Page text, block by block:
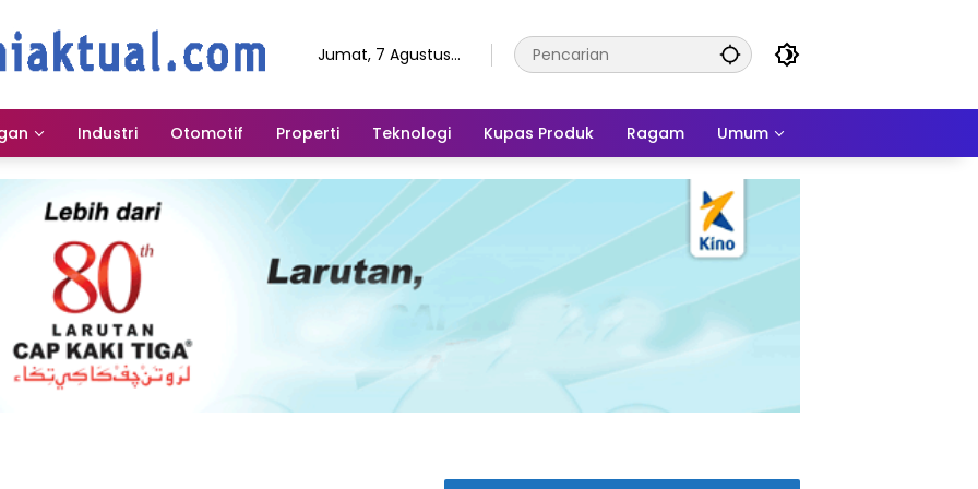
Jumat, 7 Agustus
Industri Otomotif Properti Teknologi Kupas Produk Ragam Umum